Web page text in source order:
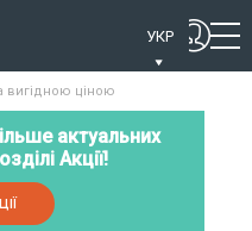
УКР
вигідною ціною
актуальних
Акції!